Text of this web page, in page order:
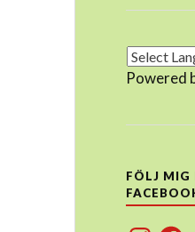
Powered
FÖLJ MIG